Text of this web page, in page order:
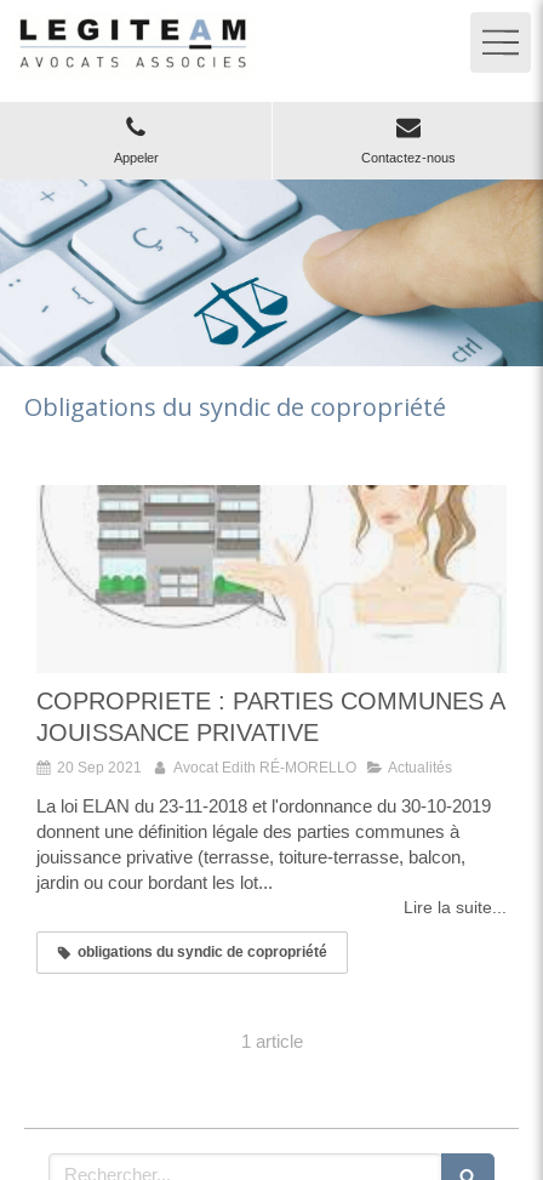
Appeler Contactez-nous
Obligations du syndic de copropriété
COPROPRIETE : PARTIES COMMUNES A
JOUISSANCE PRIVATIVE
20 Sep 2021 Avocat Edith RÉ-MORELLO Actualités
La loi ELAN du 23-11-2018 et l'ordonnance du 30-10-2019
donnent une définition légale des parties communes à
jouissance privative (terrasse, toiture-terrasse, balcon,
jardin ou cour bordant les lot...
Lire la suite...
obligations du syndic de copropriété
1 article
Rechercher